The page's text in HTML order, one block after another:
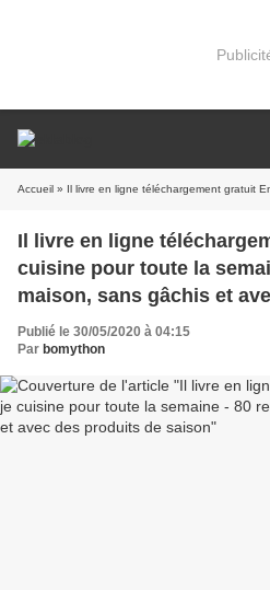
Accueil » Il livre en ligne téléchargement gratuit En 2h je cuisine pour toute la
Il livre en ligne
cuisine pour toute la semaine - 80 repas
maison, sans gâchis et
saison
Publié le 30/05/2020 à 04:15
Par bomython